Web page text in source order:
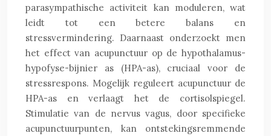
parasympathische activiteit kan moduleren, wat
leidt tot een betere balans en
stressvermindering. Daarnaast onderzoekt men
het effect van acupunctuur op de hypothalamus-
hypofyse-bijnier as (HPA-as), cruciaal voor de
stressrespons. Mogelijk reguleert acupunctuur de
HPA-as en verlaagt het de cortisolspiegel.
Stimulatie van de nervus vagus, door specifieke
acupunctuurpunten, kan ontstekingsremmende